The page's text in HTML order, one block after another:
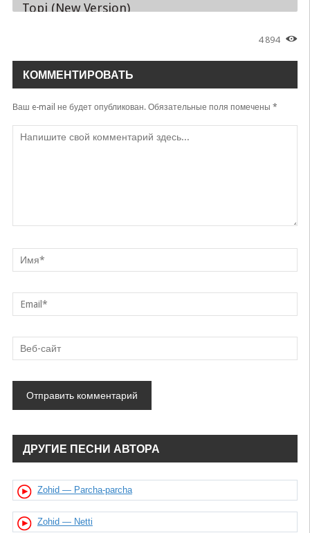
Topi (New Version)
Zohid Rixsiyev
So'ramanglar
Zohid
4 894
КОММЕНТИРОВАТЬ
Ваш e-mail не будет опубликован.Обязательные поля помечены *
ДРУГИЕ ПЕСНИ АВТОРА
Zohid — Parcha-parcha
Zohid — Netti